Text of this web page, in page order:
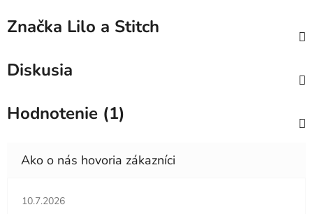
Značka Lilo a Stitch
Diskusia
Hodnotenie (1)
Hodnotenie obchodu je 5 z 5 hviezdičiek.
10.7.2026